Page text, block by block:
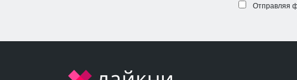
Отправляя